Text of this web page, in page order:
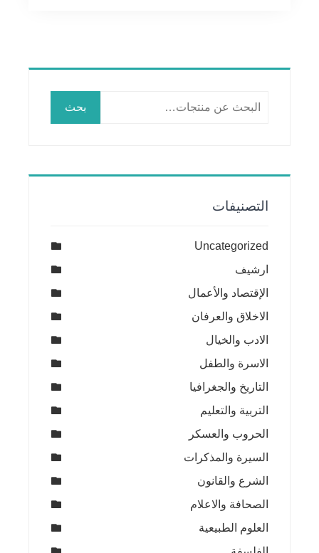
بحث
التصنيفات
Uncategorized
ارشيف
الإقتصاد والأعمال
الاخلاق والعرفان
الادب والخيال
الاسرة والطفل
التاريخ والجغرافيا
التربية والتعليم
الحروب والعسكر
السيرة والمذكرات
الشرع والقانون
الصحافة والاعلام
العلوم الطبيعية